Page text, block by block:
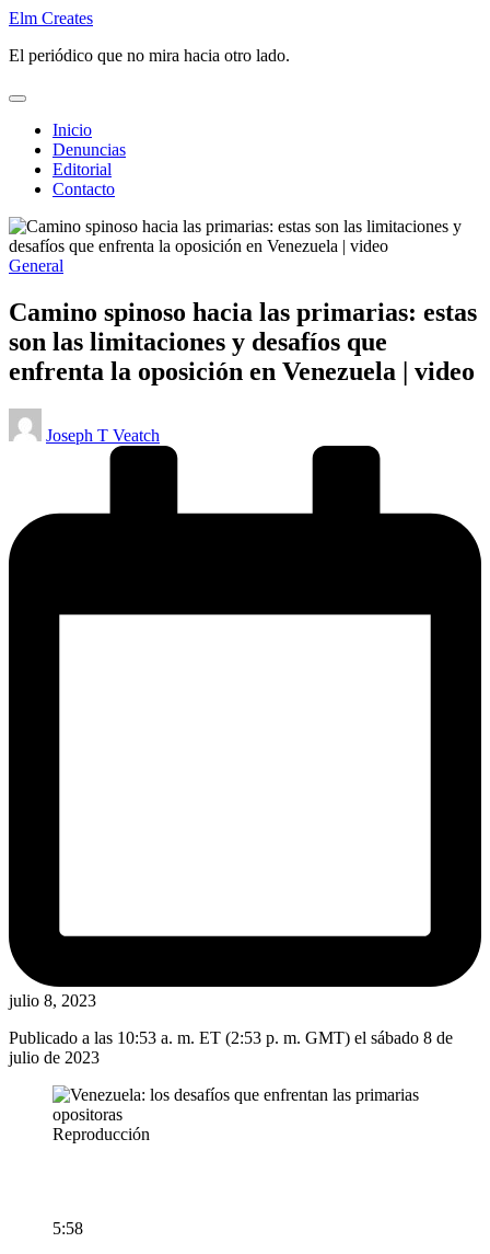
Saltar
contenido
Elm Creates
El periódico que no mira hacia otro lado.
Inicio
Denuncias
Editorial
Contacto
Publicado
General
Camino spinoso hacia las primarias: estas
son las limitaciones y desafíos que
enfrenta la oposición en Venezuela | video
Publicado
por
Joseph T Veatch
julio 8, 2023
Publicado a las 10:53 a. m. ET (2:53 p. m. GMT) el sábado 8 de
julio de 2023
Reproducción
5:58